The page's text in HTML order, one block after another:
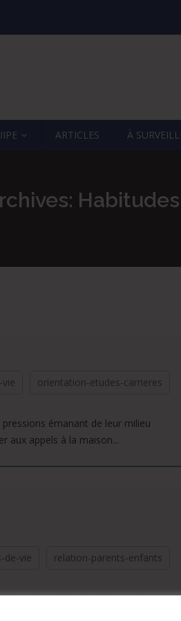
ARTICLES À
orientation-etudes-carrieres
émanant de leur milieu
aux appels à la maison...
de-vie relation-parents-enfants
la mode a été utilisé à toutes les